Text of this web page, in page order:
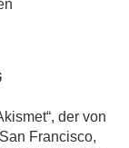
der von
Francisco,